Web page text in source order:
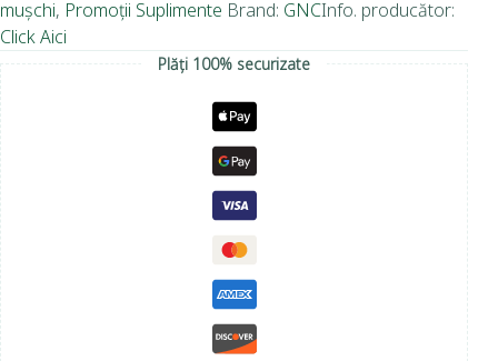
mușchi, Promoții Suplimente Brand: GNCInfo. producător:
Click Aici
Plăți 100% securizate